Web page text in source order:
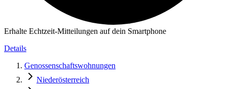
Erhalte Echtzeit-Mitteilungen auf dein Smartphone
Details
Genossenschaftswohnungen
Niederösterreich